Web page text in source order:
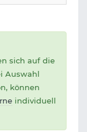
sich auf die
Auswahl
können
individuell